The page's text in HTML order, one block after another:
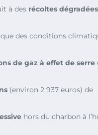
à des récoltes dégradées
des conditions
de gaz à effet de serre
(environ 2 937 euros) de
hors du charbon à